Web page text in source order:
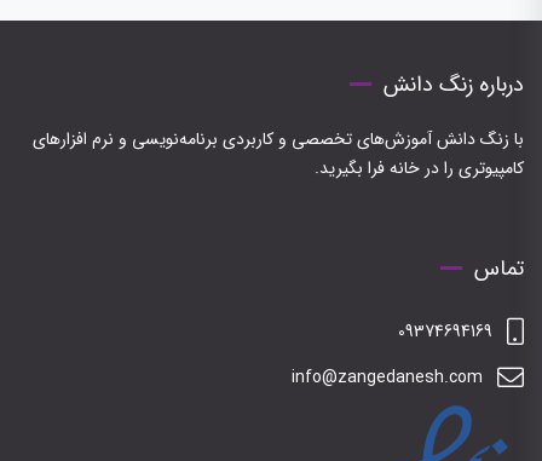
درباره زنگ دانش
با زنگ دانش آموزش‌های تخصصی و کاربردی برنامه‌نویسی و نرم افزارهای
کامپیوتری را در خانه فرا بگیرید.
تماس
09374694169
info@zangedanesh.com